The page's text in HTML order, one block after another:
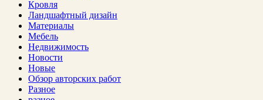
Кровля
Ландшафтный дизайн
Материалы
Мебель
Недвижимость
Новости
Новые
Обзор авторских работ
Разное